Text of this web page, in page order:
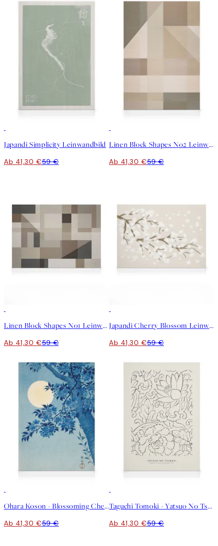
Japandi Simplicity Leinwandbild
Ab 41,30 €59 €
Linen Block Shapes No2 Leinwandbild
Ab 41,30 €59 €
Linen Block Shapes No1 Leinwandbild
Ab 41,30 €59 €
Japandi Cherry Blossom Leinwandbild
Ab 41,30 €59 €
Ohara Koson - Blossoming Cherry on a Moonlit Night Leinwandbild
Ab 41,30 €59 €
Taguchi Tomoki - Yatsuo No Tsubaki No1 Leinwandbild
Ab 41,30 €59 €